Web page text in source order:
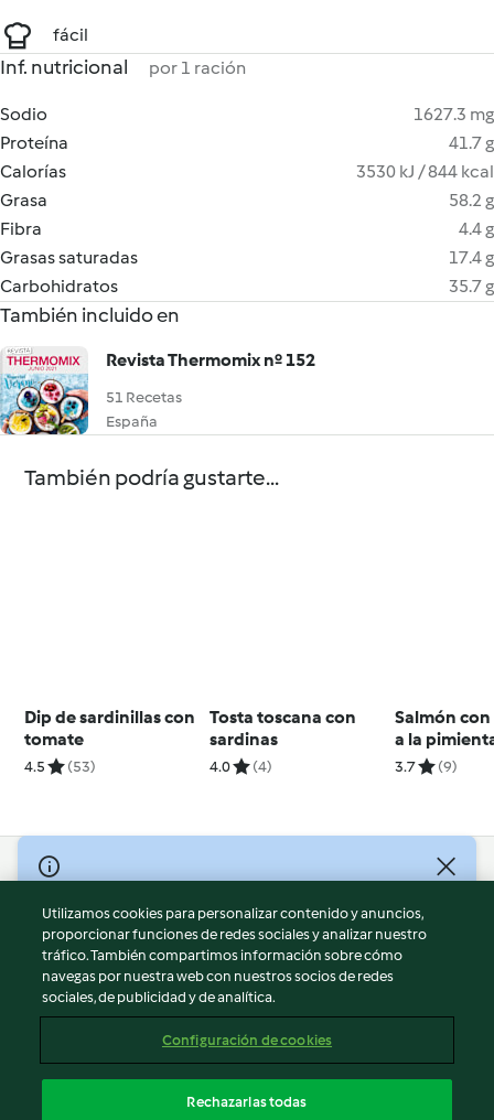
fácil
Inf. nutricional por 1 ración
Sodio
1627.3 mg
Proteína
41.7 g
Calorías
3530 kJ / 844 kcal
Grasa
58.2 g
Fibra
4.4 g
Grasas saturadas
17.4 g
Carbohidratos
35.7 g
También incluido en
Revista Thermomix nº 152
51 Recetas
España
También podría gustarte...
Dip de sardinillas con
tomate
4.5 (53)
Tosta toscana con
sardinas
4.0 (4)
Salmón
a la
3.7 (9)
© Copyright 2026
Términos de uso
Política de privacidad
Aviso legal
Información legal
Reportar contenido
Utilizamos cookies para personalizar contenido y anuncios,
proporcionar funciones de redes sociales y analizar nuestro
tráfico. También compartimos información sobre cómo
navegas por nuestra web con nuestros socios de redes
sociales, de publicidad y de analítica.
Configuración de cookies
Rechazarlas todas